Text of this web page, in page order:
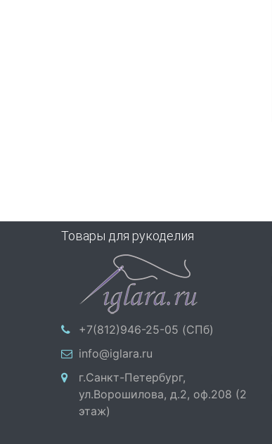
Товары для рукоделия
+7(812)946-25-05 (СПб)
info@iglara.ru
г.Санкт-Петербург,
ул.Ворошилова, д.2, оф.208 (2
этаж)